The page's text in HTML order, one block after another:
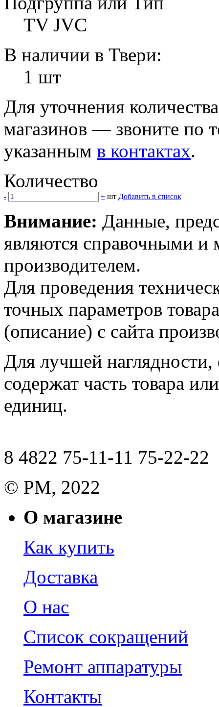
TV JVC
В наличии в Твери:
1 шт
Для уточнения
магазинов — звоните по
указанным в контактах.
Количество
- + шт Добавить в список
Внимание: Данные,
являются справочными и
производителем.
Для проведения
точных параметров
(описание) с сайта
Для лучшей наглядности,
содержат часть товара
единиц.
8 4822 75-11-11 75-22-22
© РМ, 2022
О магазине
Как купить
Доставка
О нас
Список сокращений
Ремонт аппаратуры
Контакты